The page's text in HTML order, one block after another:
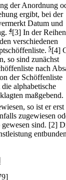
der Anordnung
ergibt, bei der
Datum und
4[3] In der
verschiedenen
5[4]
so sind zunächst
nach
der Schöffenliste
alphabetische
maßgebend.
so ist er
zugewiesen
sind. [2]
entbunden